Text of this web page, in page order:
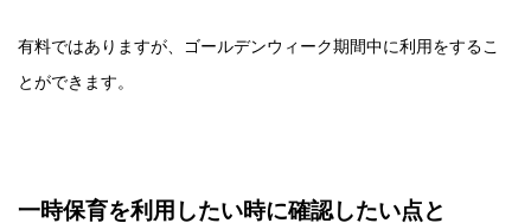
有料ではありますが、ゴールデンウィーク期間中に利用をするこ
とができます。
一時保育を利用したい時に確認したい点と